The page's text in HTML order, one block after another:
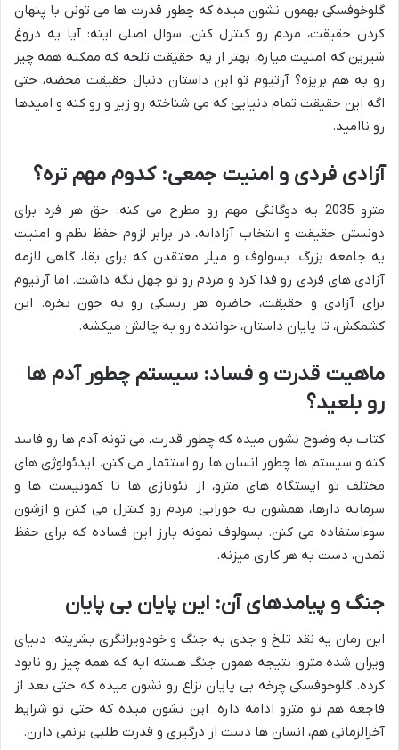
گلوخوفسکی بهمون نشون میده که چطور قدرت ها می تونن با پنهان
کردن حقیقت، مردم رو کنترل کنن. سوال اصلی اینه: آیا یه دروغ
شیرین که امنیت میاره، بهتر از یه حقیقت تلخه که ممکنه همه چیز
رو به هم بریزه؟ آرتیوم تو این داستان دنبال حقیقت محضه، حتی
اگه این حقیقت تمام دنیایی که می شناخته رو زیر و رو کنه و امیدها
رو ناامید.
آزادی فردی و امنیت جمعی: کدوم مهم تره؟
مترو 2035 یه دوگانگی مهم رو مطرح می کنه: حق هر فرد برای
دونستن حقیقت و انتخاب آزادانه، در برابر لزوم حفظ نظم و امنیت
یه جامعه بزرگ. بسولوف و میلر معتقدن که برای بقا، گاهی لازمه
آزادی های فردی رو فدا کرد و مردم رو تو جهل نگه داشت. اما آرتیوم
برای آزادی و حقیقت، حاضره هر ریسکی رو به جون بخره. این
کشمکش، تا پایان داستان، خواننده رو به چالش میکشه.
ماهیت قدرت و فساد: سیستم چطور آدم ها
رو بلعید؟
کتاب به وضوح نشون میده که چطور قدرت، می تونه آدم ها رو فاسد
کنه و سیستم ها چطور انسان ها رو استثمار می کنن. ایدئولوژی های
مختلف تو ایستگاه های مترو، از نئونازی ها تا کمونیست ها و
سرمایه دارها، همشون یه جورایی مردم رو کنترل می کنن و ازشون
سوءاستفاده می کنن. بسولوف نمونه بارز این فساده که برای حفظ
تمدن، دست به هر کاری میزنه.
جنگ و پیامدهای آن: این پایان بی پایان
این رمان یه نقد تلخ و جدی به جنگ و خودویرانگری بشریته. دنیای
ویران شده مترو، نتیجه همون جنگ هسته ایه که همه چیز رو نابود
کرده. گلوخوفسکی چرخه بی پایان نزاع رو نشون میده که حتی بعد از
فاجعه هم تو مترو ادامه داره. این نشون میده که حتی تو شرایط
آخرالزمانی هم، انسان ها دست از درگیری و قدرت طلبی برنمی دارن.